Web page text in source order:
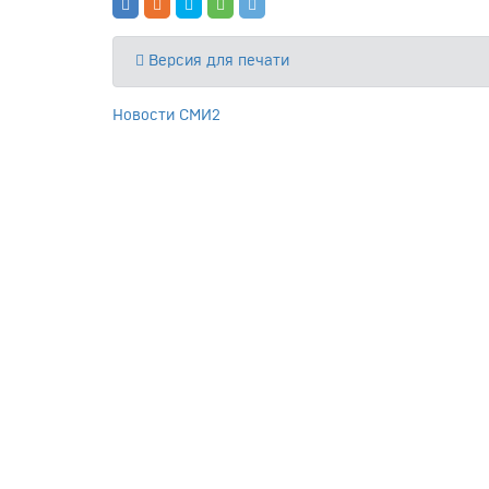
Версия для печати
Новости СМИ2